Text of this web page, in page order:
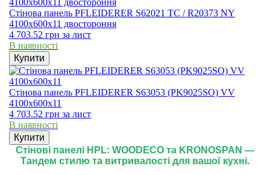
Стінова панель PFLEIDERER S62021 TC / R20373 NY
4100x600x11 двостороння
4 703.52 грн за лист
В наявності
Купити
Стінова панель PFLEIDERER S63053 (PK9025SO) VV
4100x600x11
4 703.52 грн за лист
В наявності
Купити
Стінові панелі HPL: WOODECO та KRONOSPAN —
Тандем стилю та витривалості для вашої кухні.